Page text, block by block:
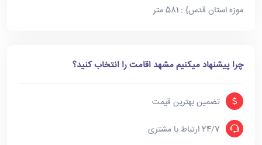
موزه استان قدس} : 581 متر
چرا پیشنهاد میکنیم مشهد اقامت را انتخاب کنید؟
تضمین بهترین قیمت
24/7 ارتباط با مشتری